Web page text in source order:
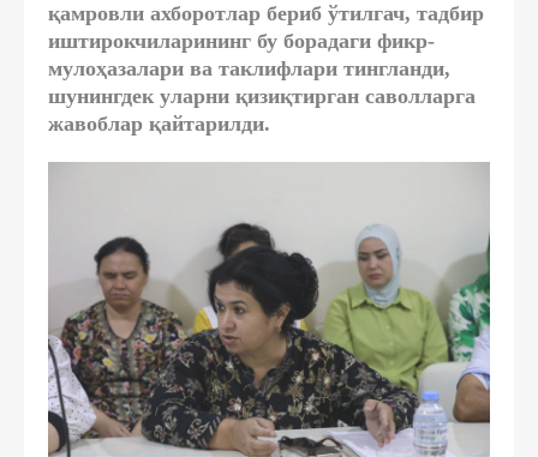
қамровли ахборотлар бериб ўтилгач, тадбир
иштирокчиларининг бу борадаги фикр-
мулоҳазалари ва таклифлари тингланди,
шунингдек уларни қизиқтирган саволларга
жавоблар қайтарилди.